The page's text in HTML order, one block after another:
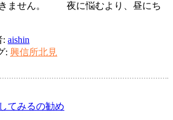
きません。 夜に悩むより、昼にち
: aishin
: 興信所北見
てみるの勧め